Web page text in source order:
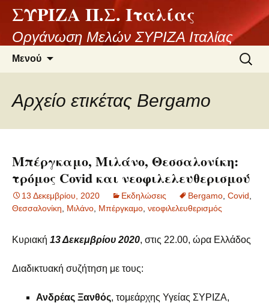
περιεχόμενο
ΣΥΡΙΖΑ Π.Σ. Ιταλίας
Οργάνωση Μελών ΣΥΡΙΖΑ Ιταλίας
Μενού
για:
Αρχείο ετικέτας Bergamo
Μπέργκαμο, Μιλάνο, Θεσσαλονίκη:
τρόμος Covid και νεοφιλελευθερισμού
13 Δεκεμβρίου, 2020 Εκδηλώσεις Bergamo Covid
Θεσσαλονίκη
Μιλάνο Μπέργκαμο νεοφιλελευθερισμός
Κυριακή 13 Δεκεμβρίου 2020, στις 22.00, ώρα Ελλάδος
Διαδικτυακή συζήτηση με τους:
Ανδρέας Ξανθός, τομεάρχης Υγείας ΣΥΡΙΖΑ,